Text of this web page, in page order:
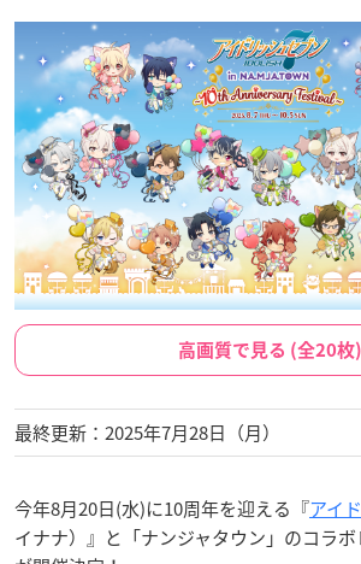
高画質で見る (全20枚)
最終更新：2025年7月28日（月）
今年8月20日(水)に10周年を迎える『アイ
イナナ）』と「ナンジャタウン」のコラ